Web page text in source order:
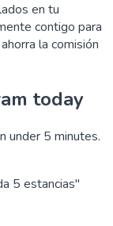
en tu
contigo para
la comisión
today
under 5 minutes.
5 estancias"